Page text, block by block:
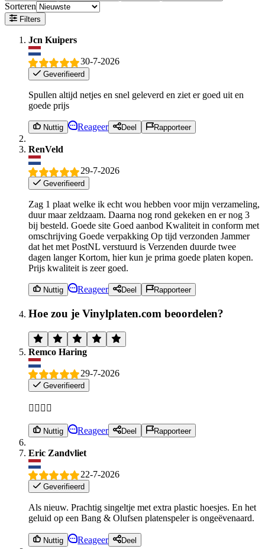
Sorteren
Filters
Jcn Kuipers
30-7-2026
Geverifieerd
Spullen altijd netjes en snel geleverd en ziet er goed uit en
goede prijs
Nuttig Reageer Deel Rapporteer
RenVeld
29-7-2026
Geverifieerd
Zag 1 plaat welke ik echt wou hebben voor mijn verzameling,
duur maar zeldzaam. Daarna nog rond gekeken en er nog 3
bij besteld. Goede site Goed aanbod Kwaliteit in conform met
omschrijving Goede verpakking Op tijd verzonden Jammer
dat het met PostNL verstuurd is Verzenden duurde twee
dagen langer Kortom, hier kun je prima goede platen kopen.
Prijs kwaliteit is zeer goed.
Nuttig Reageer Deel Rapporteer
Hoe zou je Vinylplaten.com beoordelen?
Remco Haring
29-7-2026
Geverifieerd
👍🏻👌🏼
Nuttig Reageer Deel Rapporteer
Eric Zandvliet
22-7-2026
Geverifieerd
Als nieuw. Prachtig singeltje met extra plastic hoesjes. En het
geluid op een Bang & Olufsen platenspeler is ongeëvenaard.
Nuttig Reageer Deel